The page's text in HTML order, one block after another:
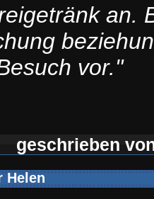
an.
vor."
geschrieben
Helen